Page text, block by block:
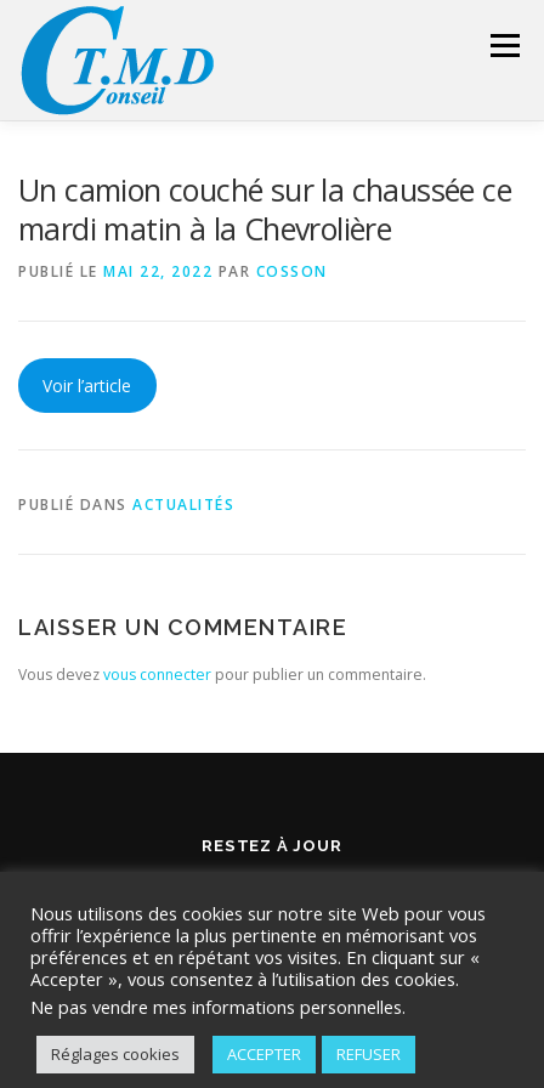
contenu
Menu
Un camion couché sur la chaussée ce
mardi matin à la Chevrolière
PUBLIÉ LE MAI 22, 2022 PAR COSSON
Voir l’article
PUBLIÉ DANS ACTUALITÉS
LAISSER UN COMMENTAIRE
Vous devezvous connecter pour publier un commentaire.
RESTEZ À JOUR
Copyright © 2026 TMD Conseil OnePressthème par
Nous utilisons des cookies sur notre site Web pour vous
offrir l’expérience la plus pertinente en mémorisant vos
préférences et en répétant vos visites. En cliquant sur «
Accepter », vous consentez à l’utilisation des cookies.
Ne pas vendre mes informations personnelles.
Réglages cookies ACCEPTER REFUSER